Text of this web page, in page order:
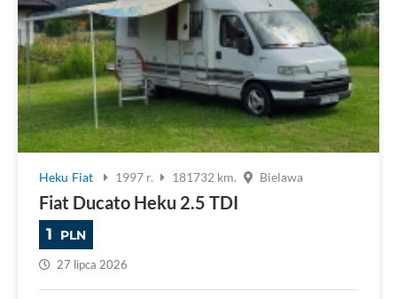
Heku Fiat 1997 r. 181732 km. Bielawa
Fiat Ducato Heku 2.5 TDI
1 PLN
27 lipca 2026